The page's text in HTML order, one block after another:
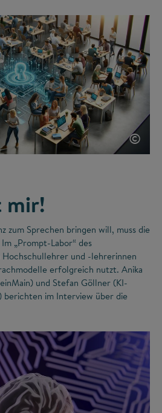
©
mir!
zum Sprechen bringen will, muss die
„Prompt-Labor“ des
und -lehrerinnen
erfolgreich nutzt. Anika
und Stefan Göllner (KI-
berichten im Interview über die